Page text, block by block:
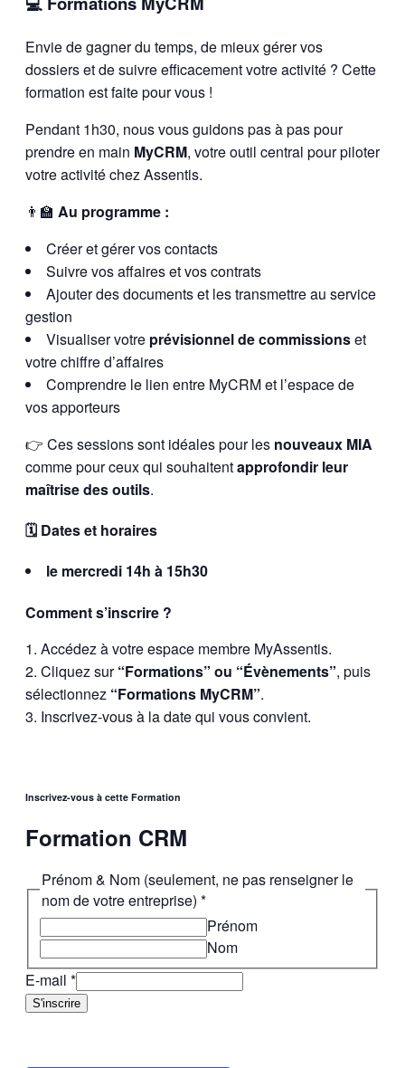
Envie de gagner du temps, de mieux gérer vos
dossiers et de suivre efficacement votre activité ? Cette
formation est faite pour vous !
Pendant 1h30, nous vous guidons pas à pas pour
prendre en main MyCRM, votre outil central pour piloter
votre activité chez Assentis.
👨‍🏫 Au programme :
Créer et gérer vos contacts
Suivre vos affaires et vos contrats
Ajouter des documents et les transmettre au service
gestion
Visualiser votre prévisionnel de commissionset
votre chiffre d’affaires
Comprendre le lien entre MyCRM et l’espace de
vos apporteurs
👉 Ces sessions sont idéales pour les nouveaux MIA
comme pour ceux qui souhaitentapprofondir leur
maîtrise des outils.
🗓️ Dates et horaires
le mercredi 14h à 15h30
Comment s’inscrire ?
Accédez à votre espace membre MyAssentis.
Cliquez sur“Formations” ou “Évènements”, puis
sélectionnez “Formations MyCRM”.
Inscrivez-vous à la date qui vous convient.
Inscrivez-vous à cette Formation
Formation CRM
Prénom & Nom (seulement, ne pas renseigner le
nom de votre entreprise) *
Prénom
Nom
E-mail *
S'inscrire